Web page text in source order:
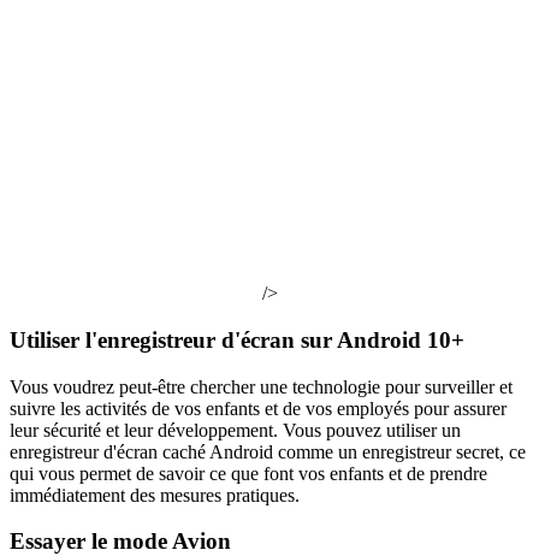
/>
Utiliser l'enregistreur d'écran sur Android 10+
Vous voudrez peut-être chercher une technologie pour surveiller et
suivre les activités de vos enfants et de vos employés pour assurer
leur sécurité et leur développement. Vous pouvez utiliser un
enregistreur d'écran caché Android comme un enregistreur secret, ce
qui vous permet de savoir ce que font vos enfants et de prendre
immédiatement des mesures pratiques.
Essayer le mode Avion